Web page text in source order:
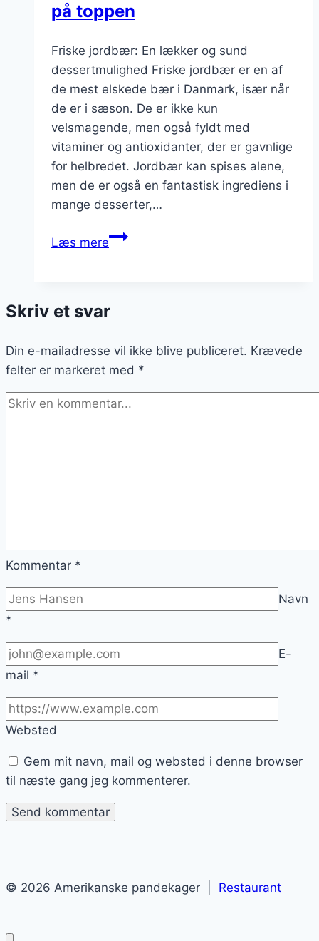
på toppen
Friske jordbær: En lækker og sund
dessertmulighed Friske jordbær er en af
de mest elskede bær i Danmark, især når
de er i sæson. De er ikke kun
velsmagende, men også fyldt med
vitaminer og antioxidanter, der er gavnlige
for helbredet. Jordbær kan spises alene,
men de er også en fantastisk ingrediens i
mange desserter,…
Læs mereFriske
på
Skriv et svar
Din e-mailadresse vil ikke blive publiceret. Krævede
felter er markeret med *
Kommentar *
Navn
*
E-
mail *
Websted
Gem mit navn, mail og websted i denne browser
til næste gang jeg kommenterer.
© 2026 Amerikanske pandekager | Restaurant